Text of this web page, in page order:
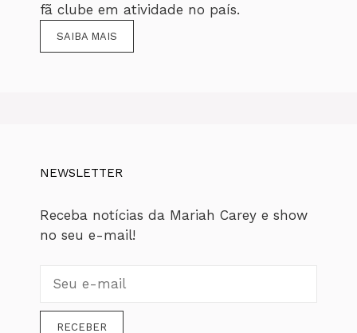
fã clube em atividade no país.
SAIBA MAIS
NEWSLETTER
Receba notícias da Mariah Carey e show
no seu e-mail!